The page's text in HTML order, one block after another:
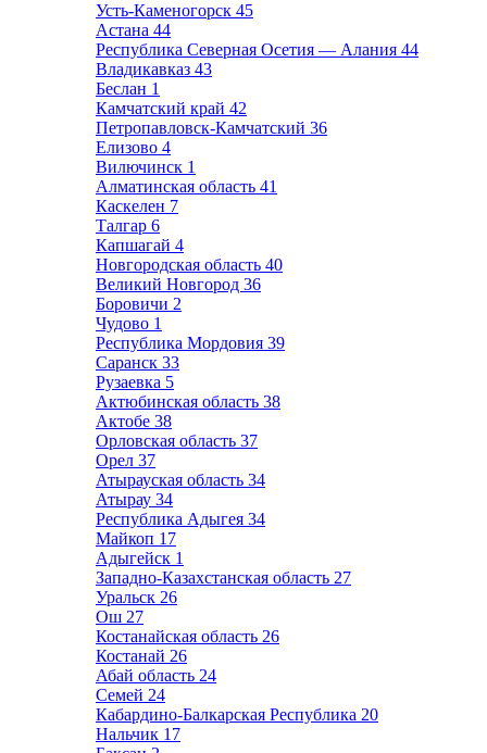
Усть-Каменогорск 45
Астана 44
Республика Северная Осетия — Алания 44
Владикавказ 43
Беслан 1
Камчатский край 42
Петропавловск-Камчатский 36
Елизово 4
Вилючинск 1
Алматинская область 41
Каскелен 7
Талгар 6
Капшагай 4
Новгородская область 40
Великий Новгород 36
Боровичи 2
Чудово 1
Республика Мордовия 39
Саранск 33
Рузаевка 5
Актюбинская область 38
Актобе 38
Орловская область 37
Орел 37
Атырауская область 34
Атырау 34
Республика Адыгея 34
Майкоп 17
Адыгейск 1
Западно-Казахстанская область 27
Уральск 26
Ош 27
Костанайская область 26
Костанай 26
Абай область 24
Семей 24
Кабардино-Балкарская Республика 20
Нальчик 17